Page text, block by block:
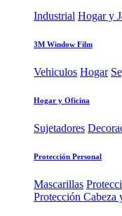
Industrial Hogar y
3M Window Film
Vehiculos Hogar
Hogar y Oficina
Sujetadores
Protección Personal
Mascarillas
Protección Cabeza